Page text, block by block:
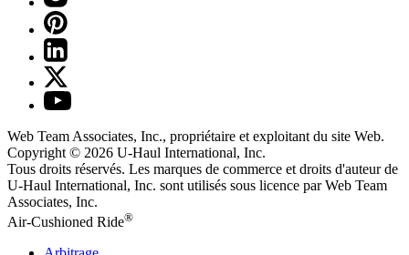
Web Team Associates, Inc., propriétaire et exploitant du site Web.
Copyright © 2026 U-Haul International, Inc.
Tous droits réservés. Les marques de commerce et droits d'auteur de
U-Haul International, Inc. sont utilisés sous licence par Web Team
Associates, Inc.
Air-Cushioned Ride®